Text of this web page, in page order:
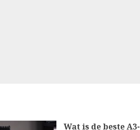
Wat is de beste A3-